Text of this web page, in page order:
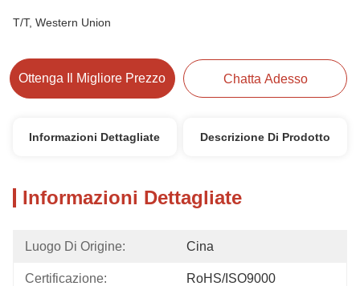
T/T, Western Union
Ottenga Il Migliore Prezzo Chatta Adesso
Informazioni Dettagliate Descrizione Di Prodotto
Informazioni Dettagliate
Luogo Di Origine: Cina
Certificazione: RoHS/ISO9000